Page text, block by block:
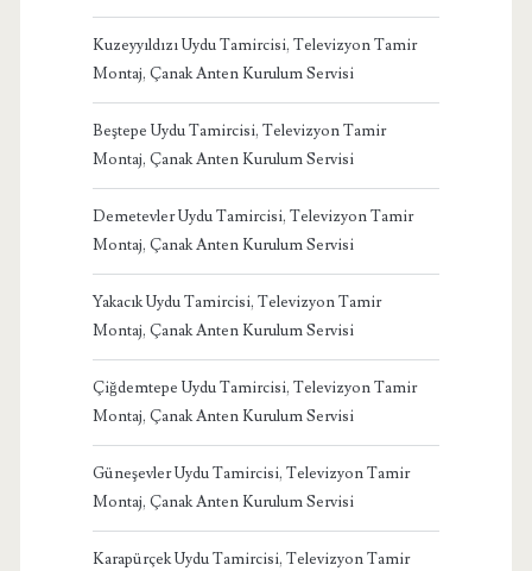
Kuzeyyıldızı Uydu Tamircisi, Televizyon Tamir
Montaj, Çanak Anten Kurulum Servisi
Beştepe Uydu Tamircisi, Televizyon Tamir
Montaj, Çanak Anten Kurulum Servisi
Demetevler Uydu Tamircisi, Televizyon Tamir
Montaj, Çanak Anten Kurulum Servisi
Yakacık Uydu Tamircisi, Televizyon Tamir
Montaj, Çanak Anten Kurulum Servisi
Çiğdemtepe Uydu Tamircisi, Televizyon Tamir
Montaj, Çanak Anten Kurulum Servisi
Güneşevler Uydu Tamircisi, Televizyon Tamir
Montaj, Çanak Anten Kurulum Servisi
Karapürçek Uydu Tamircisi, Televizyon Tamir